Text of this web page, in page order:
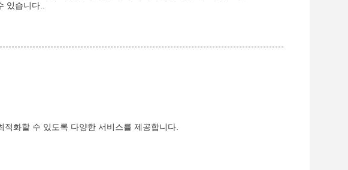
있습니다..
화할 수 있도록 다양한 서비스를 제공합니다.